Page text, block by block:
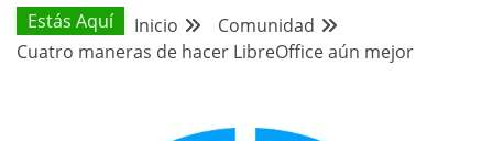
Estás Aquí Inicio
Comunidad
Cuatro maneras de hacer LibreOffice aún mejor